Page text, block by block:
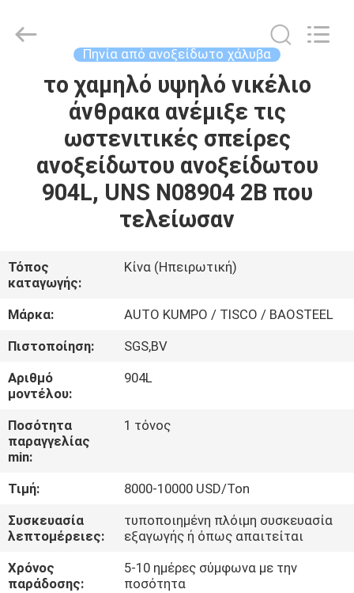
ΣΠΊΤΙ
ΠΡΟΪΌΝΤΑ
ΠΕΡΊΠΟΥ
ΓΎΡΟΣ
ΕΡΓΟΣΤΑΣΊΩΝ
ΠΟΙΟΤΙΚΌΣ
ΈΛΕΓΧΟΣ
ΜΑΣ
ΕΛΆΤΕ
ΕΠΑΦΉ
ΜΕ
ΕΙΔΉΣΕΙΣ
INDUSTRIAL
LIMITED.
Πηνία από ανοξείδωτο χάλυβα
το χαμηλό υψηλό νικέλιο
άνθρακα ανέμιξε τις
ωστενιτικές σπείρες
ανοξείδωτου ανοξείδωτου
904L, UNS N08904 2B που
τελείωσαν
Τόπος
καταγωγής:
Κίνα (Ηπειρωτική)
Μάρκα:
AUTO KUMPO / TISCO / BAOSTEEL
Πιστοποίηση:
SGS,BV
Αριθμό
μοντέλου:
904L
Ποσότητα
παραγγελίας
min:
1 τόνος
Τιμή:
8000-10000 USD/Ton
Συσκευασία
λεπτομέρειες:
τυποποιημένη πλόιμη συσκευασία
εξαγωγής ή όπως απαιτείται
Χρόνος
παράδοσης:
5-10 ημέρες σύμφωνα με την
ποσότητα